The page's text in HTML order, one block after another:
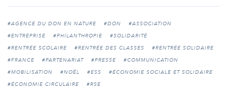
#AGENCE DU DON EN NATURE #DON
#ASSOCIATION
#ENTREPRISE
#PHILANTHROPIE
#SOLIDARITÉ
#RENTRÉE SCOLAIRE
#RENTRÉE DES CLASSES
#RENTRÉE SOLIDAIRE
#FRANCE
#PARTENARIAT #PRESSE
#COMMUNICATION
#MOBILISATION
#NOËL #ESS
#ÉCONOMIE SOCIALE ET SOLIDAIRE
#ÉCONOMIE CIRCULAIRE
#RSE